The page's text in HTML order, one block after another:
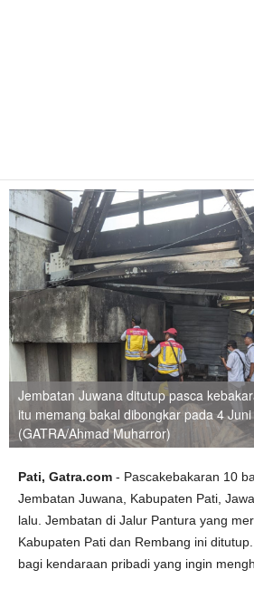
Jembatan Juwana ditutup pasca
itu memang bakal dibongkar pada 4
(GATRA/Ahmad Muharror)
Pati, Gatra.com - Pascakebakaran 10
Jembatan Juwana, Kabupaten Pati,
lalu. Jembatan di Jalur Pantura yang
Kabupaten Pati dan Rembang ini
bagi kendaraan pribadi yang ingin